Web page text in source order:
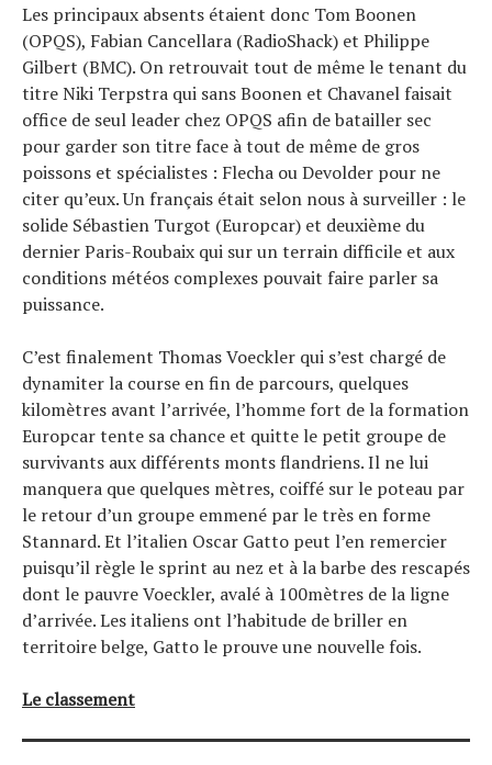
Les principaux absents étaient donc Tom Boonen
(OPQS), Fabian Cancellara (RadioShack) et Philippe
Gilbert (BMC). On retrouvait tout de même le tenant du
titre Niki Terpstra qui sans Boonen et Chavanel faisait
office de seul leader chez OPQS afin de batailler sec
pour garder son titre face à tout de même de gros
poissons et spécialistes : Flecha ou Devolder pour ne
citer qu’eux. Un français était selon nous à surveiller : le
solide Sébastien Turgot (Europcar) et deuxième du
dernier Paris-Roubaix qui sur un terrain difficile et aux
conditions météos complexes pouvait faire parler sa
puissance.
C’est finalement Thomas Voeckler qui s’est chargé de
dynamiter la course en fin de parcours, quelques
kilomètres avant l’arrivée, l’homme fort de la formation
Europcar tente sa chance et quitte le petit groupe de
survivants aux différents monts flandriens. Il ne lui
manquera que quelques mètres, coiffé sur le poteau par
le retour d’un groupe emmené par le très en forme
Stannard. Et l’italien Oscar Gatto peut l’en remercier
puisqu’il règle le sprint au nez et à la barbe des rescapés
dont le pauvre Voeckler, avalé à 100mètres de la ligne
d’arrivée. Les italiens ont l’habitude de briller en
territoire belge, Gatto le prouve une nouvelle fois.
Le classement